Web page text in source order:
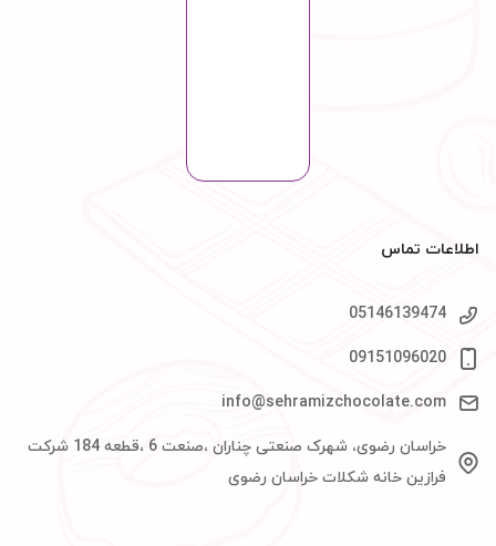
اطلاعات تماس
05146139474
09151096020
info@sehramizchocolate.com
خراسان رضوی، شهرک صنعتی چناران ،صنعت 6 ،قطعه 184 شرکت
فرازین خانه شکلات خراسان رضوی